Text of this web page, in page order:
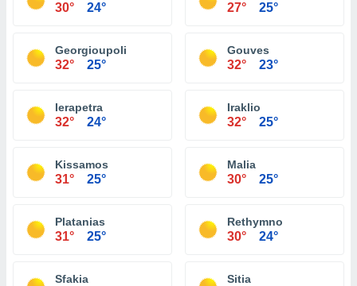
30° 24° 27° 25°
Georgioupoli
32° 25°
Gouves
32° 23°
Ierapetra
32° 24°
Iraklio
32° 25°
Kissamos
31° 25°
Malia
30° 25°
Platanias
31° 25°
Rethymno
30° 24°
Sfakia Sitia